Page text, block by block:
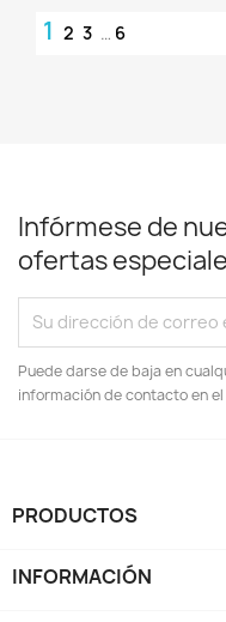
1 2 3 … 6
Infórmese de
ofertas
Puede darse de baja en
información de contacto en el
PRODUCTOS
INFORMACIÓN